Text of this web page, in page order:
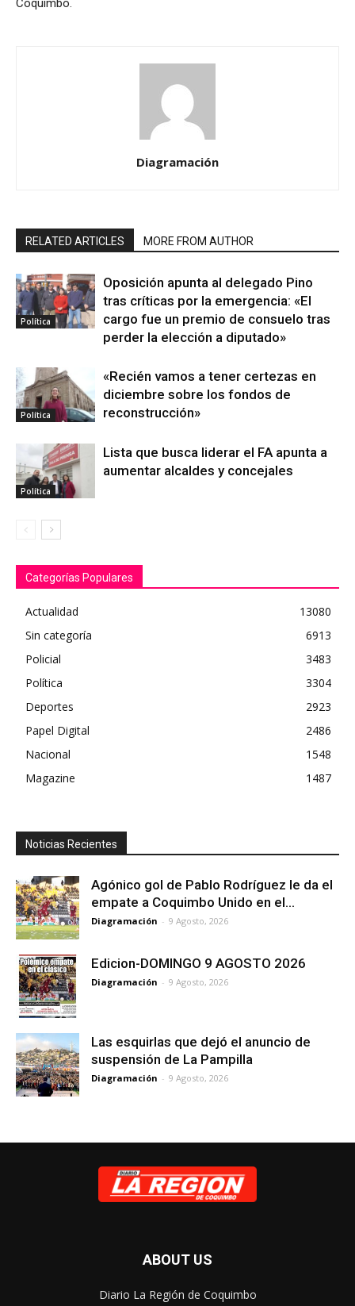
Coquimbo.
Diagramación
RELATED ARTICLES MORE FROM AUTHOR
Política
Oposición apunta al delegado Pino
tras críticas por la emergencia: «El
cargo fue un premio de consuelo tras
perder la elección a diputado»
Política
«Recién vamos a tener certezas en
diciembre sobre los fondos de
reconstrucción»
Política
Lista que busca liderar el FA apunta a
aumentar alcaldes y concejales
Categorías Populares
Actualidad
13080
Sin categoría
6913
Policial
3483
Política
3304
Deportes
2923
Papel Digital
2486
Nacional
1548
Magazine
1487
Noticias Recientes
Agónico gol de Pablo Rodríguez le da el
empate a Coquimbo Unido en el...
Diagramación - 9 Agosto, 2026
Edicion-DOMINGO 9 AGOSTO 2026
Diagramación - 9 Agosto, 2026
Las esquirlas que dejó el anuncio de
suspensión de La Pampilla
Diagramación - 9 Agosto, 2026
ABOUT US
Diario La Región de Coquimbo